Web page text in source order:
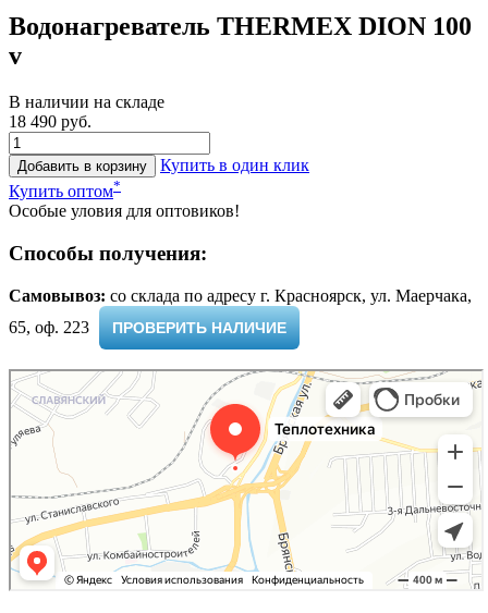
Водонагреватель THERMEX DION 100
v
В наличии на складе
18 490 руб.
Добавить в корзину
Купить в один клик
Купить оптом*
Особые уловия для оптовиков!
Способы получения:
Самовывоз: cо склада по адресу г. Красноярск, ул. Маерчака,
65, оф. 223 ​
ПРОВЕРИТЬ НАЛИЧИЕ